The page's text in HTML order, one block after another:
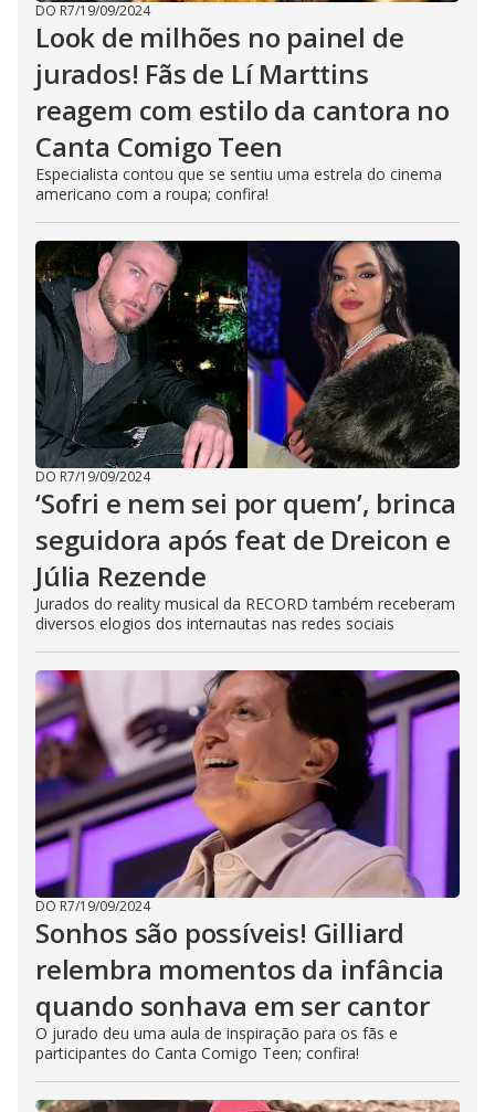
DO R7/19/09/2024
Look de milhões no painel de
jurados! Fãs de Lí Marttins
reagem com estilo da cantora no
Canta Comigo Teen
Especialista contou que se sentiu uma estrela do cinema
americano com a roupa; confira!
DO R7/19/09/2024
‘Sofri e nem sei por quem’, brinca
seguidora após feat de Dreicon e
Júlia Rezende
Jurados do reality musical da RECORD também receberam
diversos elogios dos internautas nas redes sociais
DO R7/19/09/2024
Sonhos são possíveis! Gilliard
relembra momentos da infância
quando sonhava em ser cantor
O jurado deu uma aula de inspiração para os fãs e
participantes do Canta Comigo Teen; confira!